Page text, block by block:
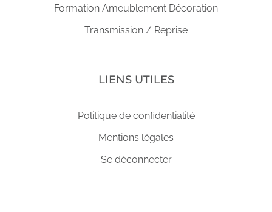
Formation Ameublement Décoration
Transmission / Reprise
LIENS UTILES
Politique de confidentialité
Mentions légales
Se déconnecter